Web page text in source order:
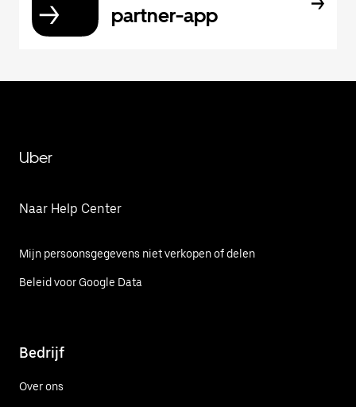
partner-app
Uber
Naar Help Center
Mijn persoonsgegevens niet verkopen of delen
Beleid voor Google Data
Bedrijf
Over ons